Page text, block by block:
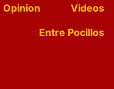
Opinion
Videos
Entre Pocillos